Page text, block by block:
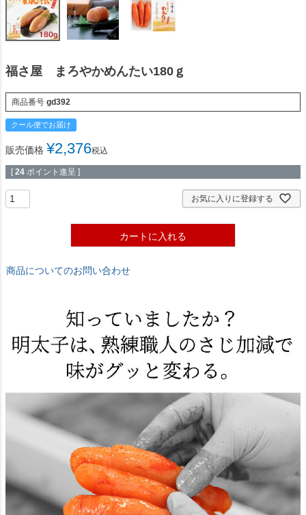
福さ屋 まろやかめんたい180ｇ
商品番号 gd392
クール便でお届け
販売価格 ¥2,376税込
[ 24 ポイント進呈 ]
お気に入りに登録する
カートに入れる
商品についてのお問い合わせ